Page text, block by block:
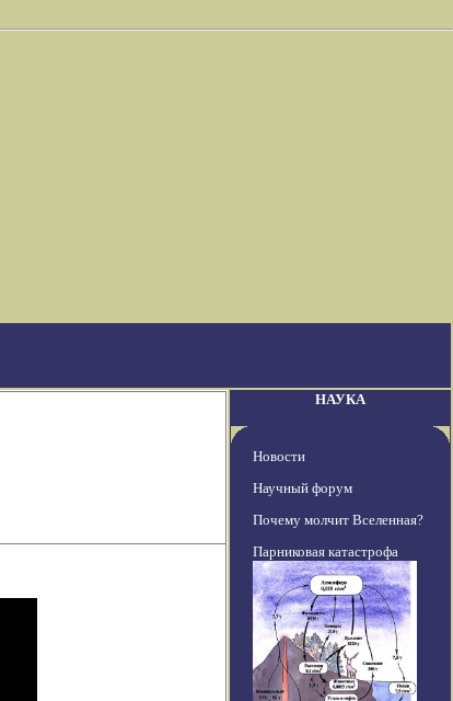
НАУКА
Новости
Научный форум
Почему молчит Вселенная?
Парниковая катастрофа